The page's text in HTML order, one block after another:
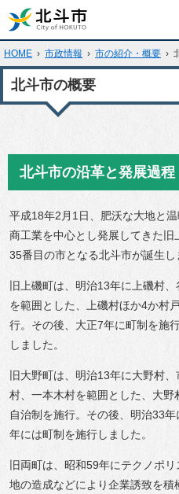
HOME › 市政情報 › 市の紹介・概要 ›
北斗市の概要
北斗市の沿革と発展過程
平成18年2月1日、肥沃な大地と
商工業を中心とし発展してきた
35番目の市となる北斗市が誕生し
旧上磯町は、明治13年に上磯村
を範囲とした、上磯村ほか4か村
行。その後、大正7年に町制を施
しました。
旧大野町は、明治13年に大野村
村、一本木村を範囲とした、大
自治制を施行。その後、明治33
年には町制を施行しました。
旧両町は、昭和59年にテクノポ
地の造成などにより企業誘致を